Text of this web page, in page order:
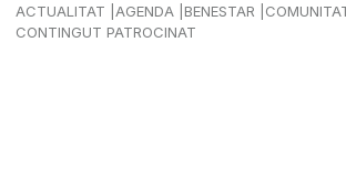
ACTUALITAT AGENDA BENESTAR
CONTINGUT PATROCINAT